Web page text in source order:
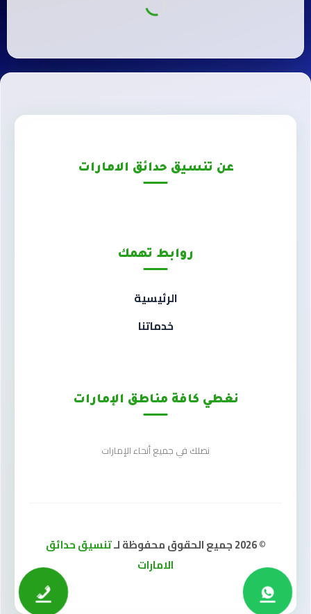
عن تنسيق حدائق الامارات
روابط تهمك
الرئيسية
خدماتنا
نغطي كافة مناطق الإمارات
نصلك في جميع أنحاء الإمارات
© 2026 جميع الحقوق محفوظة لـ
تنسيق حدائق
الامارات